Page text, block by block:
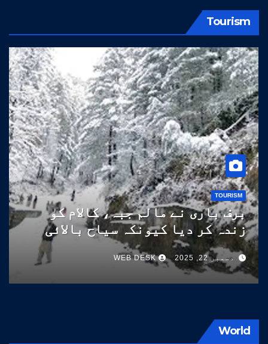
Tourism
TOURISM
برف باری نے مالم جبہ، کالام کو
زندہ کر دیا کیونکہ سیاح بالائی
سوات کی طرف آتے ہیں
دسمبر 22, 2025 WEB DESK
World